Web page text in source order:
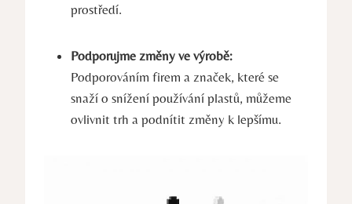
prostředí.
Podporujme změny ve výrobě:
Podporováním firem a značek, které se
snaží o snížení používání plastů, můžeme
ovlivnit trh a podnítit změny k lepšímu.